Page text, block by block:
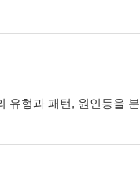
형과 패턴, 원인등을